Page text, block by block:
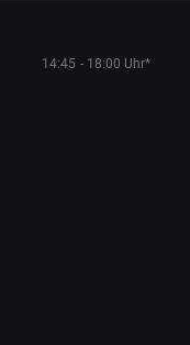
14:45 - 18:00 Uhr*